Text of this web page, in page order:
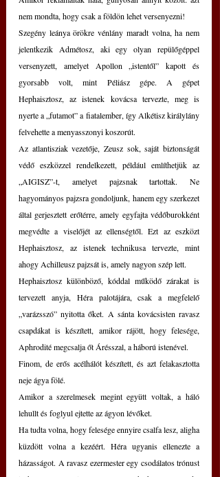
nem mondta, hogy csak a földön lehet versenyezni!
Szegény leánya örökre vénlány maradt volna, ha nem
jelentkezik Admétosz, aki egy olyan repülőgéppel
versenyzett, amelyet Apollon „istentől” kapott és
gyorsabb volt, mint Péliász gépe. A gépet
Hephaisztosz, az istenek kovácsa tervezte, meg is
nyerte a „futamot” a fiatalember, így Alkétisz királylány
felvehette a menyasszonyi koszorút.
Az atlantisziak vezetője, Zeusz sok, saját biztonságát
védő eszközzel rendelkezett, például említhetjük az
„AIGISZ”-t, amelyet pajzsnak tartottak. Ne
hagyományos pajzsra gondoljunk, hanem egy szerkezet
által gerjesztett erőtérre, amely egyfajta védőburokként
megvédte a viselőjét az ellenségtől. Ezt az eszközt
Hephaisztosz, az istenek technikusa tervezte, mint
ahogy Achilleusz pajzsát is, amely nagyon szép lett.
Hephaisztosz különböző, kóddal működő zárakat is
tervezett anyja, Héra palotájára, csak a megfelelő
„varázsszó” nyitotta őket. A sánta kovácsisten ravasz
csapdákat is készített, amikor rájött, hogy felesége,
Aphrodité megcsalja őt Árésszal, a háború istenével.
Finom, de erős acélhálót készített, és azt felakasztotta
neje ágya fölé.
Amikor a szerelmesek megint együtt voltak, a háló
lehullt és foglyul ejtette az ágyon lévőket.
Ha tudta volna, hogy felesége ennyire csalfa lesz, aligha
küzdött volna a kezéért. Héra ugyanis ellenezte a
házasságot. A ravasz ezermester egy csodálatos trónust